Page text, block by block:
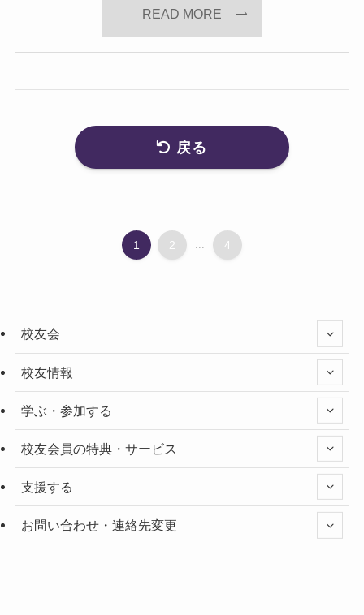
READ MORE
戻る
1 2 4
校友会
校友情報
学ぶ・参加する
校友会員の特典・サービス
支援する
お問い合わせ・連絡先変更